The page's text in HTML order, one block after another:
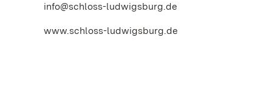
info@schloss-ludwigsburg.de
www.schloss-ludwigsburg.de